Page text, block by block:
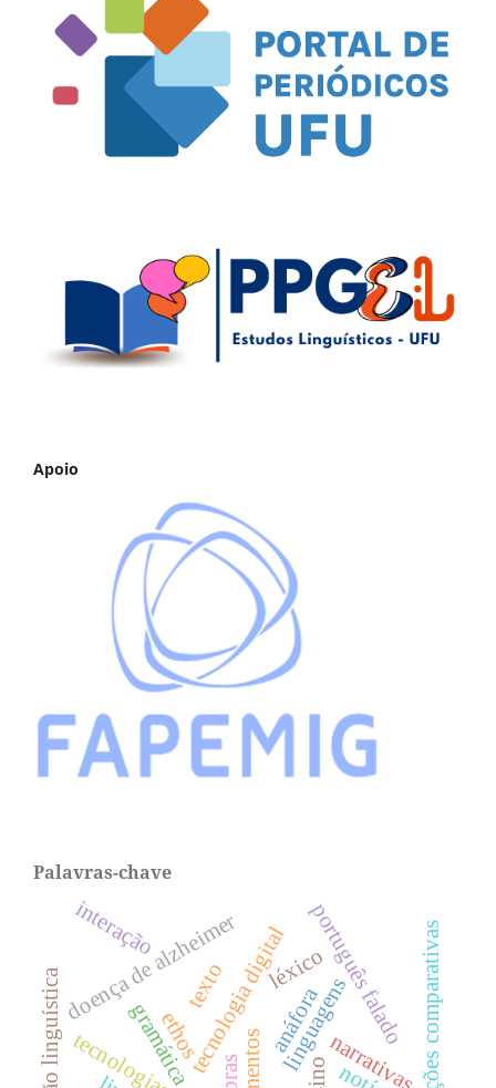
Apoio
Palavras-chave
linguagens
tecnologia digital
gramática português falado
texto
doença de alzheimer
narrativas
interação
anáfora orações comparativas
ethos
léxico